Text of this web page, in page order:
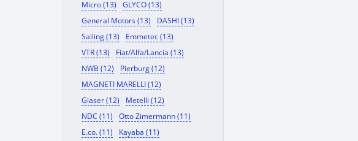
Micro (13)
GLYCO (13)
General Motors (13)
DASHI (13)
Sailing (13)
Emmetec (13)
VTR (13)
Fiat/Alfa/Lancia (13)
NWB (12)
Pierburg (12)
MAGNETI MARELLI (12)
Glaser (12)
Metelli (12)
NDC (11)
Otto Zimermann (11)
E.co. (11)
Kayaba (11)